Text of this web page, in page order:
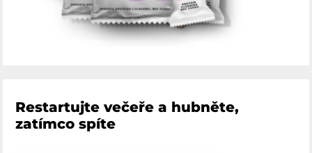
Restartujte večeře a hubněte,
zatímco spíte